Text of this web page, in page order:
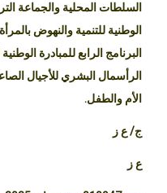
السلطات المحلية والجماعة
الوطنية للتنمية والنهوض
البرنامج الرابع للمبادرة
الرأسمال البشري للأجيال
الأم والطفل.
ج/ ع ز
ع ز